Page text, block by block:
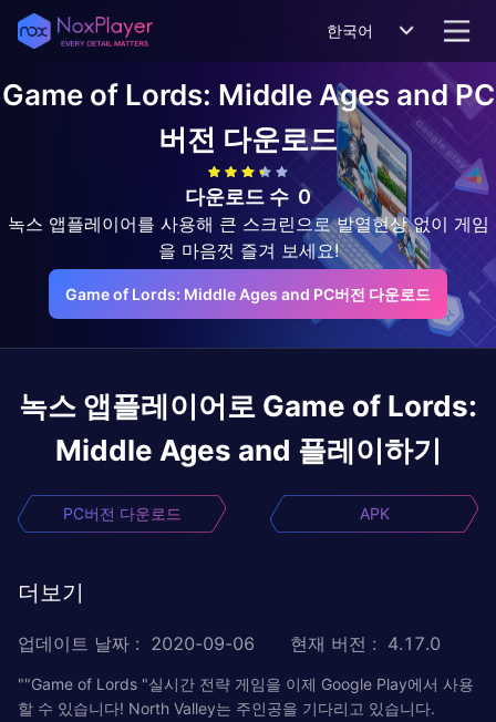
한국어
Game of Lords: Middle Ages andPC
버전 다운로드
다운로드 수 0
녹스 앱플레이어를 사용해 큰 스크린으로 발열현상 없이 게임
을 마음껏 즐겨 보세요!
Game of Lords: Middle Ages and PC버전 다운로드
녹스 앱플레이어로 Game of Lords:
Middle Ages and 플레이하기
PC버전 다운로드 APK
더보기
업데이트 날짜 : 2020-09-06 현재 버전 : 4.17.0
""Game of Lords "실시간 전략 게임을 이제 Google Play에서 사용
할 수 있습니다! North Valley는 주인공을 기다리고 있습니다.